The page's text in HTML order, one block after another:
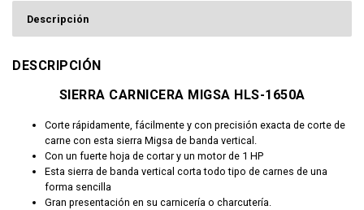
Descripción
DESCRIPCIÓN
SIERRA CARNICERA MIGSA HLS-1650A
Corte rápidamente, fácilmente y con precisión exacta de corte de
carne con esta sierra Migsa de banda vertical.
Con un fuerte hoja de cortar y un motor de 1 HP
Esta sierra de banda vertical corta todo tipo de carnes de una
forma sencilla
Gran presentación en su carnicería o charcutería.